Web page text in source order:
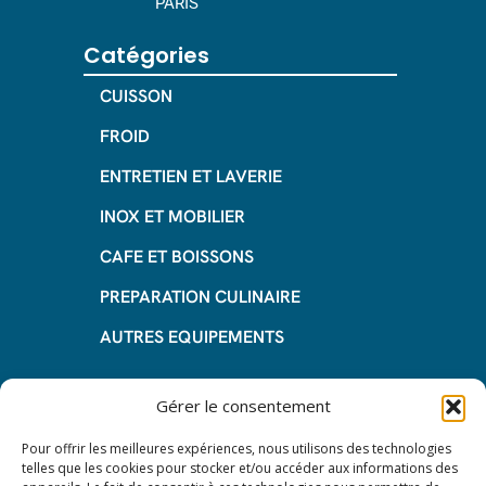
Gérer le consentement
Pour offrir les meilleures expériences, nous utilisons des technologies
telles que les cookies pour stocker et/ou accéder aux informations des
Catégories
CUISSON
FROID
ENTRETIEN ET LAVERIE
INOX ET MOBILIER
CAFE ET BOISSONS
PREPARATION CULINAIRE
AUTRES EQUIPEMENTS
Informations
Questions fréquentes
Les avantages de la LOA